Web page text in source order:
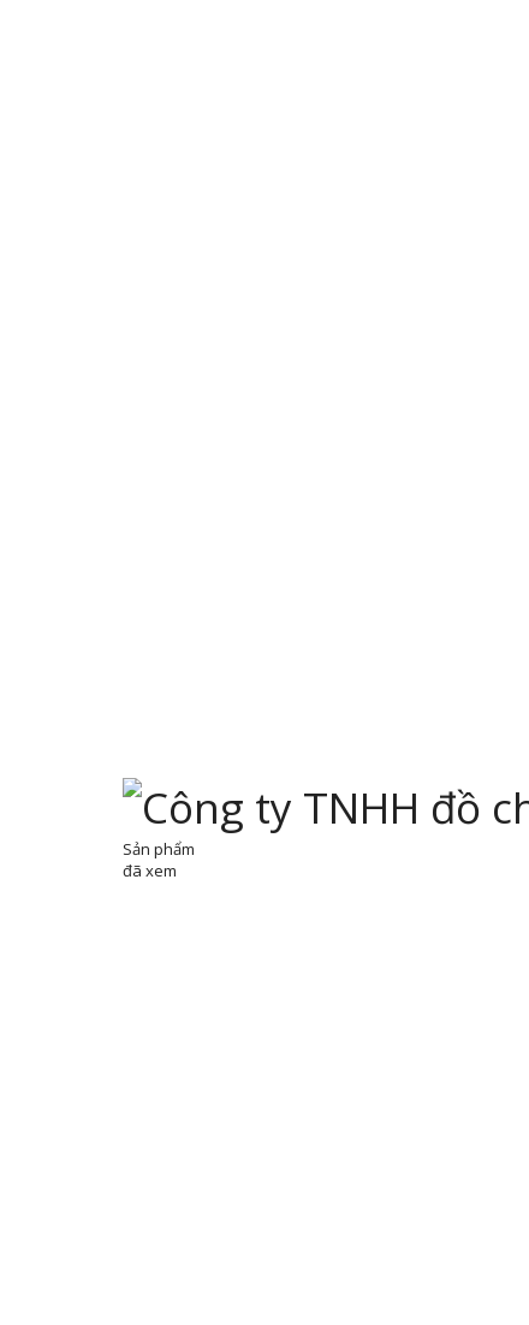
Sản phẩm
đã xem